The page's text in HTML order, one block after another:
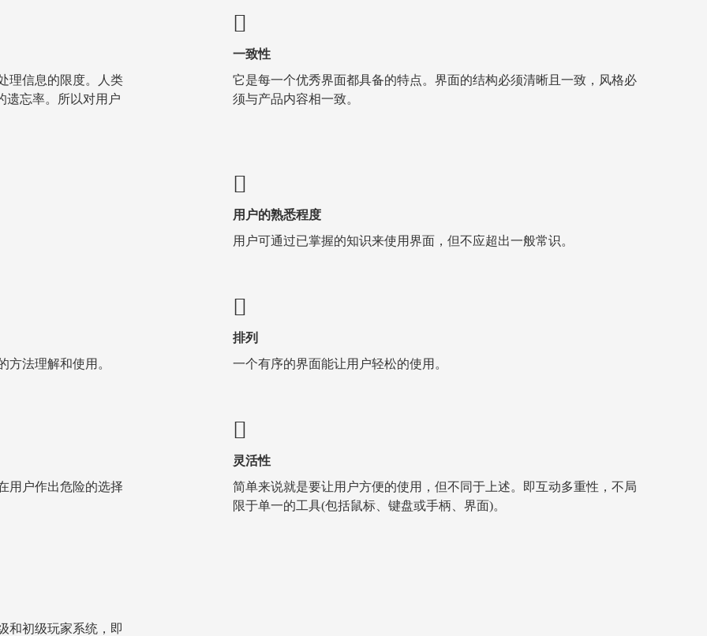
理信息的限度。人类
遗忘率。所以对用户
一致性
它是每一个优秀界面都具备的特点。界面的结构必须清晰且一致，风格必
须与产品内容相一致。
用户的熟悉程度
用户可通过已掌握的知识来使用界面，但不应超出一般常识。
方法理解和使用。
排列
一个有序的界面能让用户轻松的使用。
用户作出危险的选择
灵活性
简单来说就是要让用户方便的使用，但不同于上述。即互动多重性，不局
限于单一的工具(包括鼠标、键盘或手柄、界面)。
和初级玩家系统，即